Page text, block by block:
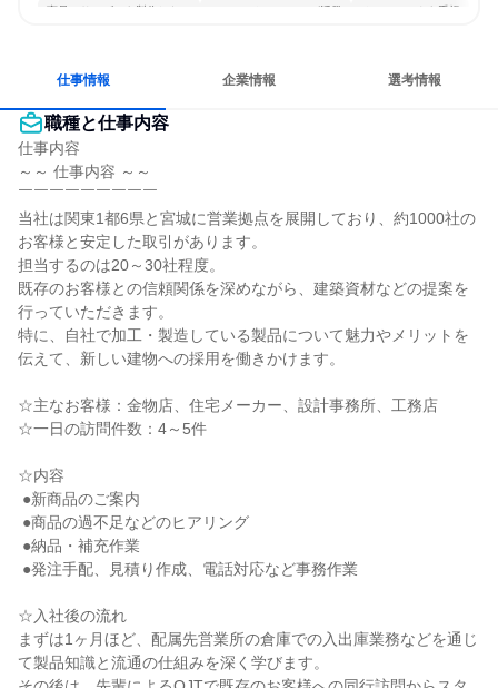
商品・サービスを製作したい コミュニケーションが活発 チームワークを重視
仕事情報 企業情報 選考情報
職種と仕事内容
仕事内容
～～ 仕事内容 ～～
￣￣￣￣￣￣￣￣￣
当社は関東1都6県と宮城に営業拠点を展開しており、約1000社の
お客様と安定した取引があります。
担当するのは20～30社程度。
既存のお客様との信頼関係を深めながら、建築資材などの提案を
行っていただきます。
特に、自社で加工・製造している製品について魅力やメリットを
伝えて、新しい建物への採用を働きかけます。
☆主なお客様：金物店、住宅メーカー、設計事務所、工務店
☆一日の訪問件数：4～5件
☆内容
☆入社後の流れ
まずは1ヶ月ほど、配属先営業所の倉庫での入出庫業務などを通じ
て製品知識と流通の仕組みを深く学びます。